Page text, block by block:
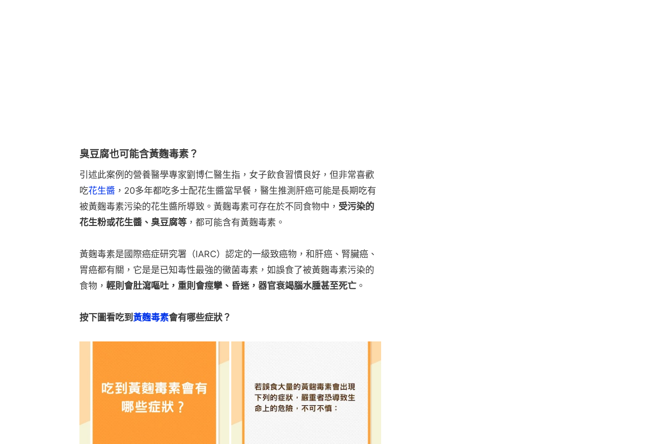
臭豆腐也可能含黃麴毒素？
引述此案例的營養醫學專家劉博仁醫生指，女子飲食習慣良好，但非常喜歡
吃花生醬 ，20多年都吃多士配花生醬當早餐，醫生推測肝癌可能是長期吃有
被黃麴毒素污染的花生醬所導致。黃麴毒素可存在於不同食物中， 受污染的
花生粉或花生醬、臭豆腐等 ，都可能含有黃麴毒素。
黃麴毒素是國際癌症研究署（IARC）認定的一級致癌物，和肝癌、腎臟癌、
胃癌都有關，它是是已知毒性最強的黴菌毒素，如誤食了被黃麴毒素污染的
食物， 輕則會肚瀉嘔吐，重則會痙攣、昏迷，器官衰竭腦水腫甚至死亡 。
按下圖看吃到 黃麴毒素會有哪些症狀？